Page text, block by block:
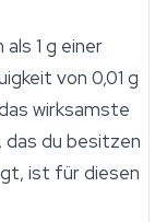
1 g einer
von 0,01 g
wirksamste
das du besitzen
ist für diesen